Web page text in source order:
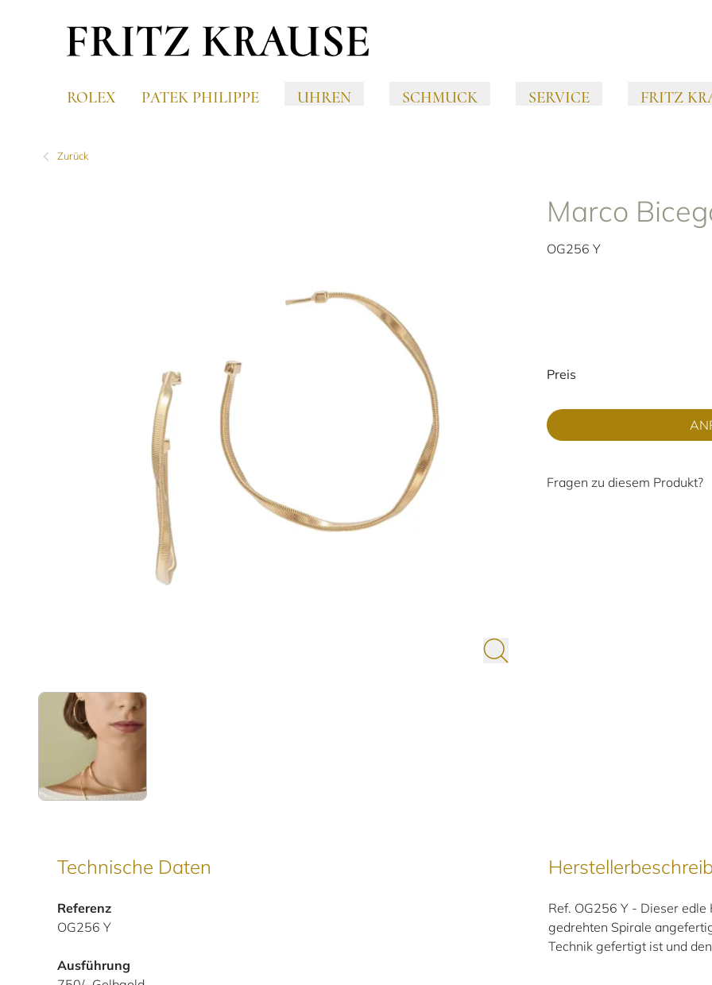
ROLEX PATEK PHILIPPE UHREN SCHMUCK SERVICE FRITZ
Zurück
Marco
OG256 Y
Preis
Fragen zu diesem Produkt?
Technische Daten
Referenz
OG256 Y
Ausführung
Ref. OG256 Y - Dieser
gedrehten Spirale
Technik gefertigt ist und